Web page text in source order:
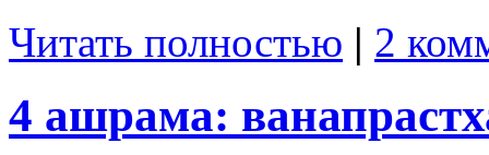
Читать полностью | 2
4 ашрама: